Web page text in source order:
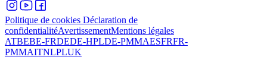
Politique de cookies Déclaration de
confidentialitéAvertissementMentions légales
ATBEBE-FRDEDE-HPLDE-PMMAESFRFR-
PMMAITNLPLUK